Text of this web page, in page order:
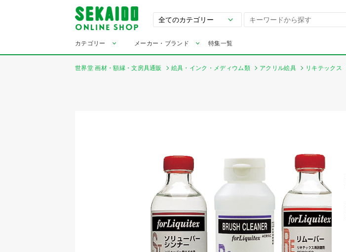
カテゴリー メーカー・ブランド 特集一覧
世界堂 画材・額縁・文房具通販 絵具・インク・メディウム類 アクリル絵具 リキテックス